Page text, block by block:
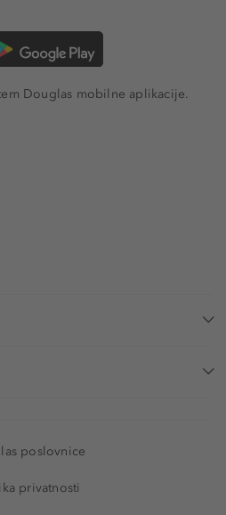
Douglas mobilne aplikacije.
poslovnice
privatnosti